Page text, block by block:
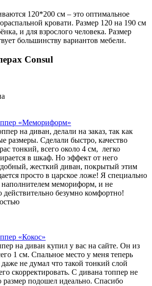
120*200 см – это оптимальное
кровати. Размер 120 на 190 см
и для взрослого человека. Размер
большинству вариантов мебели.
Consul
«Мемориформ»
на диван, делали на заказ, так как
размеры. Сделали быстро, качество
тонкий, всего около 4 см, легко
в шкаф. Но эффект от него
жесткий диван, покрытый этим
просто в царское ложе! Я специально
наполнителем мемориформ, и не
действительно безумно комфортно!
«Кокос»
на диван купил у вас на сайте. Он из
1 см. Спальное место у меня теперь
не думал что такой тонкий слой
скорректировать. С дивана топпер не
размер подошел идеально. Спасибо